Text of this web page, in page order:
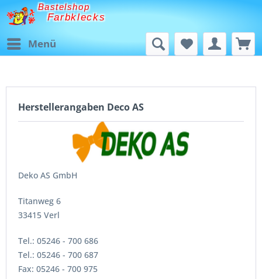
Bastelshop
Farbklecks
Menü
Herstellerangaben Deco AS
Deko AS GmbH
Titanweg 6
33415 Verl
Tel.: 05246 - 700 686
Tel.: 05246 - 700 687
Fax: 05246 - 700 975